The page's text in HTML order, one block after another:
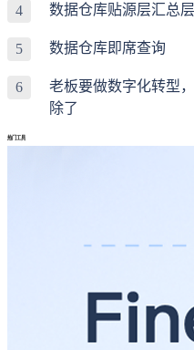
4 数据仓库贴源层汇总层
5 数据仓库即席查询
6
老板要做数字化转型
除了
热门工具